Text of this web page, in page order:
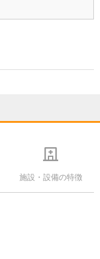
施設・設備の特徴